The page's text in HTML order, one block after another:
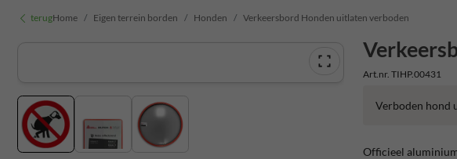
terugHome Eigen terrein borden Honden Verkeersbord Honden uitlaten verboden
Art.nr. TIHP.00431
Verboden hond
Officieel